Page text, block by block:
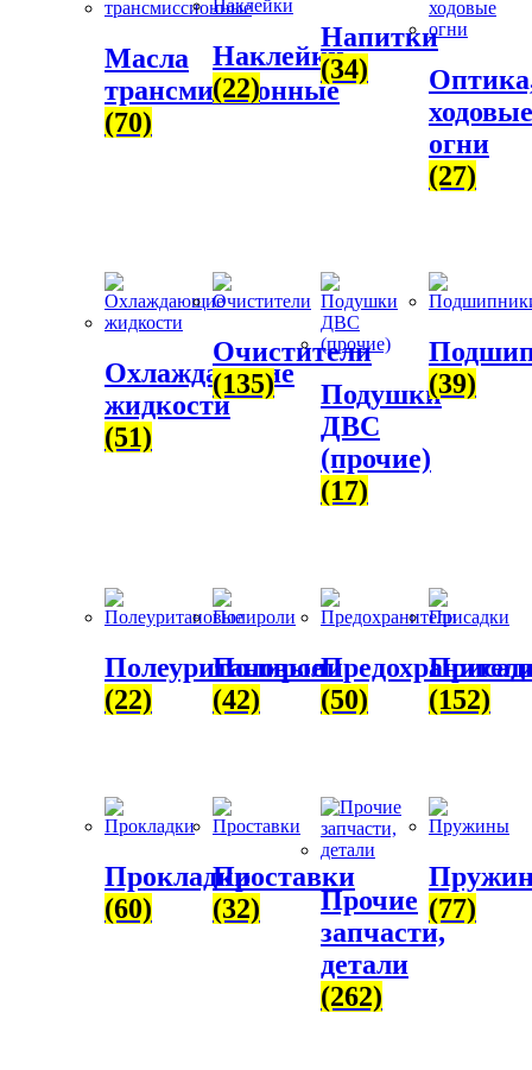
Масла
трансмиссионные
(70)
Наклейки
(22)
Напитки
(34)
ходовые
огни
(27)
Охлаждающие
жидкости
(51)
Очистители
(135)
Подушки
ДВС
(прочие)
(17)
(39)
Полеуритановые
(22)
Полироли
(42)
(50)
(152)
Прокладки
(60)
Проставки
(32)
Прочие
запчасти,
детали
(262)
(77)